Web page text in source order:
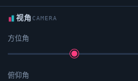
视角CAMERA
方位角
俯仰角